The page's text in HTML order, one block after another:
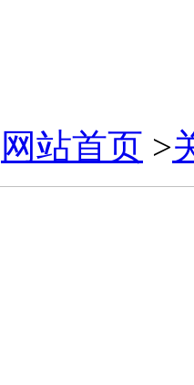
网站首页 >